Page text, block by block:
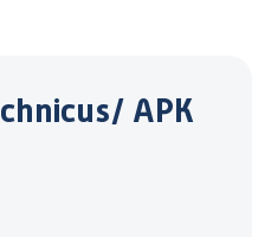
APK